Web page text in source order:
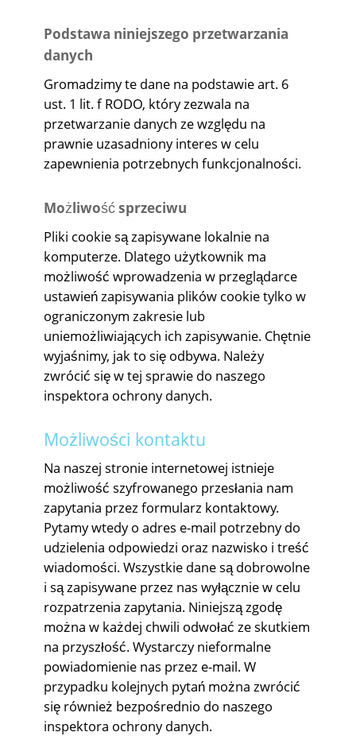
Podstawa niniejszego przetwarzania
danych
Gromadzimy te dane na podstawie art. 6
ust. 1 lit. f RODO, który zezwala na
przetwarzanie danych ze względu na
prawnie uzasadniony interes w celu
zapewnienia potrzebnych funkcjonalności.
Możliwość sprzeciwu
Pliki cookie są zapisywane lokalnie na
komputerze. Dlatego użytkownik ma
możliwość wprowadzenia w przeglądarce
ustawień zapisywania plików cookie tylko w
ograniczonym zakresie lub
uniemożliwiających ich zapisywanie. Chętnie
wyjaśnimy, jak to się odbywa. Należy
zwrócić się w tej sprawie do naszego
inspektora ochrony danych.
Możliwości kontaktu
Na naszej stronie internetowej istnieje
możliwość szyfrowanego przesłania nam
zapytania przez formularz kontaktowy.
Pytamy wtedy o adres e-mail potrzebny do
udzielenia odpowiedzi oraz nazwisko i treść
wiadomości. Wszystkie dane są dobrowolne
i są zapisywane przez nas wyłącznie w celu
rozpatrzenia zapytania. Niniejszą zgodę
można w każdej chwili odwołać ze skutkiem
na przyszłość. Wystarczy nieformalne
powiadomienie nas przez e-mail. W
przypadku kolejnych pytań można zwrócić
się również bezpośrednio do naszego
inspektora ochrony danych.